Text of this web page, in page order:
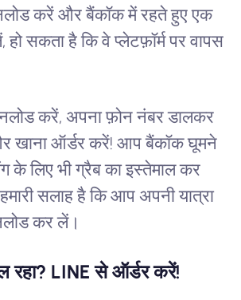
करें और बैंकॉक में रहते हुए एक
सकता है कि वे प्लेटफ़ॉर्म पर वापस
करें, अपना फ़ोन नंबर डालकर
खाना ऑर्डर करें! आप बैंकॉक घूमने
के लिए भी ग्रैब का इस्तेमाल कर
सलाह है कि आप अपनी यात्रा
कर लें।
रहा? LINE से ऑर्डर करें!